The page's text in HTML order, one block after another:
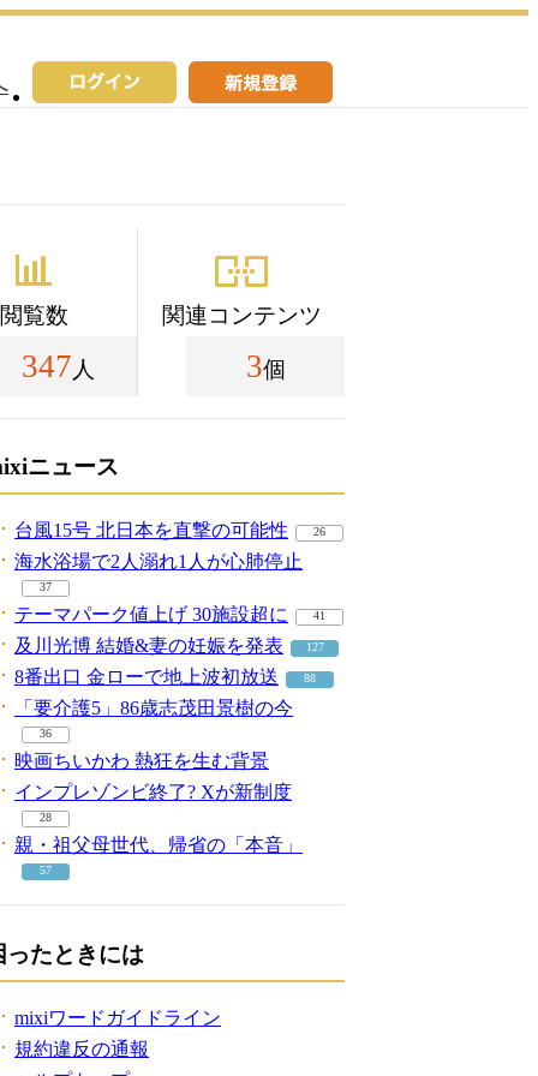
閲覧数
347 人
関連コンテンツ
3個
ニュース
台風15号 北日本を直撃の可能性 26
海水浴場で2人溺れ1人が心肺停止
37
テーマパーク値上げ 30施設超に 41
及川光博 結婚&妻の妊娠を発表 127
8番出口 金ローで地上波初放送 88
「要介護5」86歳志茂田景樹の今
36
映画ちいかわ 熱狂を生む背景
インプレゾンビ終了? Xが新制度
28
親・祖父母世代、帰省の「本音」
57
ったときには
mixiワードガイドライン
規約違反の通報